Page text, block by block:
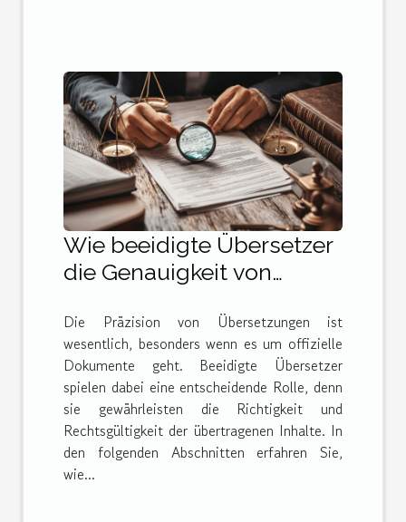
Wie beeidigte Übersetzer
die Genauigkeit von
Die Präzision von Übersetzungen ist
wesentlich, besonders wenn es um offizielle
Dokumente geht. Beeidigte Übersetzer
spielen dabei eine entscheidende Rolle, denn
sie gewährleisten die Richtigkeit und
Rechtsgültigkeit der übertragenen Inhalte. In
den folgenden Abschnitten erfahren Sie,
wie...